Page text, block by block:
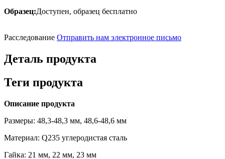
Образец:Доступен, образец бесплатно
Расследование Отправить нам электронное письмо
Деталь продукта
Теги продукта
Описание продукта
Размеры: 48,3-48,3 мм, 48,6-48,6 мм
Материал: Q235 углеродистая сталь
Гайка: 21 мм, 22 мм, 23 мм